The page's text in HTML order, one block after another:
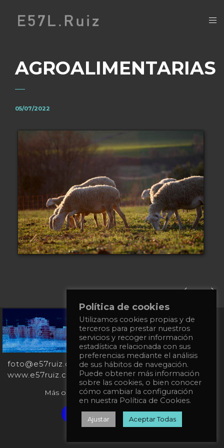
AGROALIMENTARIAS
05/07/2022
+34
651
862
863
foto@e57ruiz.com
www.e57ruiz.com
Más obras en la galería virtual Singulart:
Verified artist on Singulart
Política de cookies
Utilizamos cookies propias y de
terceros para prestar nuestros
servicios y recoger información
estadística relacionada con sus
preferencias mediante el análisis
de sus hábitos de navegación.
Puede obtener más información
sobre las cookies, o bien conocer
cómo cambiar la configuración
en nuestra Política de Cookies.
Ajustar Aceptar Todas